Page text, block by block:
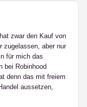
zwar den Kauf von
zugelassen, aber nur
für mich das
bei Robinhood
denn das mit freiem
aussetzen,